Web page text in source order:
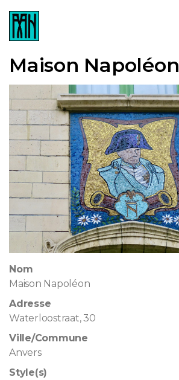
Maison Napoléon
Nom
Maison Napoléon
Adresse
Waterloostraat, 30
Ville/Commune
Anvers
Style(s)